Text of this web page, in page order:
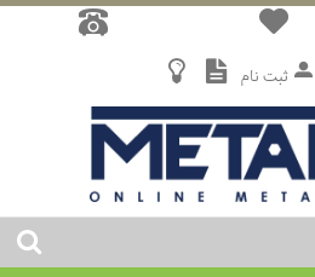
ثبت نام